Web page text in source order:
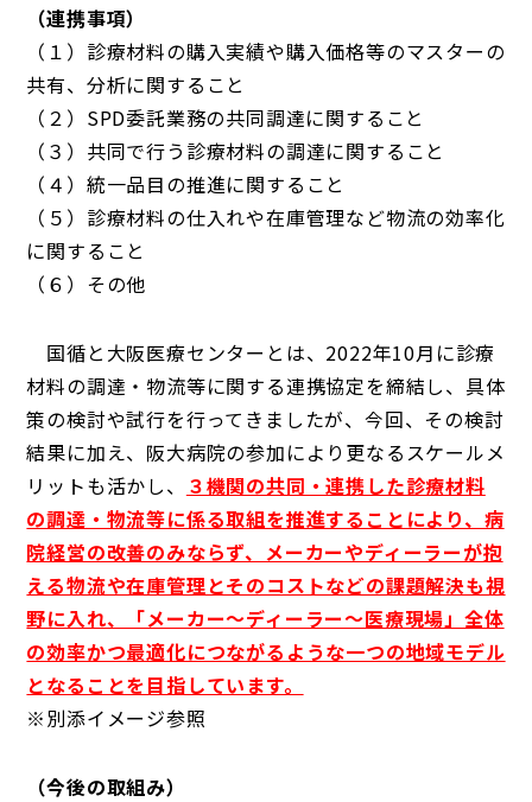
（連携事項）
（１）診療材料の購入実績や購入価格等のマスターの
共有、分析に関すること
（２）SPD委託業務の共同調達に関すること
（３）共同で行う診療材料の調達に関すること
（４）統一品目の推進に関すること
（５）診療材料の仕入れや在庫管理など物流の効率化
に関すること
（６）その他
国循と大阪医療センターとは、2022年10月に診療
材料の調達・物流等に関する連携協定を締結し、具体
策の検討や試行を行ってきましたが、今回、その検討
結果に加え、阪大病院の参加により更なるスケールメ
リットも活かし、 ３機関の共同・連携した診療材料
の調達・物流等に係る取組を推進することにより、病
院経営の改善のみならず、メーカーやディーラーが抱
える物流や在庫管理とそのコストなどの課題解決も視
野に入れ、「メーカー～ディーラー～医療現場」全体
の効率かつ最適化につながるような一つの地域モデル
となることを目指しています。
※別添イメージ参照
（今後の取組み）